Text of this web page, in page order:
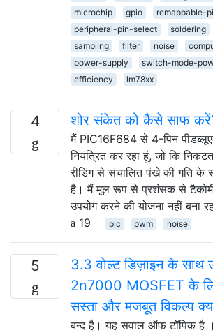
microchip
gpio
remappable-
peripheral-pin-select
soldering
sampling
filter noise
power-supply
switch-mode-
efficiency
lm78xx
4 शोर संकेत को कैसे साफ
मैं PIC16F684 से 4-पिन
नियंत्रित कर रहा हूं, जो कि
रीडिंग से संचालित पंखे की गति
है। मैं मूल रूप से प्रशंसक से
उपयोग करने की योजना नहीं बना
19
pic pwm noise
5
3.3 वोल्ट डिज़ाइन के साथ
2n7000 MOSFET के
सस्ता और मजबूत विकल्प
बन्द है। यह सवाल ऑफ टॉपिक है ।